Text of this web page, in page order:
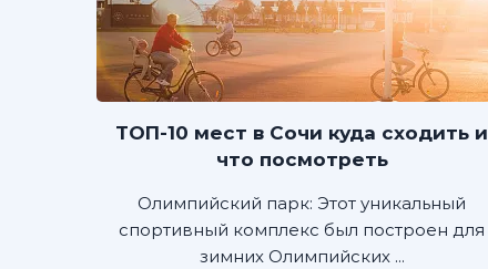
ТОП-10 мест в Сочи куда сходить и
что посмотреть
Олимпийский парк: Этот уникальный
спортивный комплекс был построен для
зимних Олимпийских ...